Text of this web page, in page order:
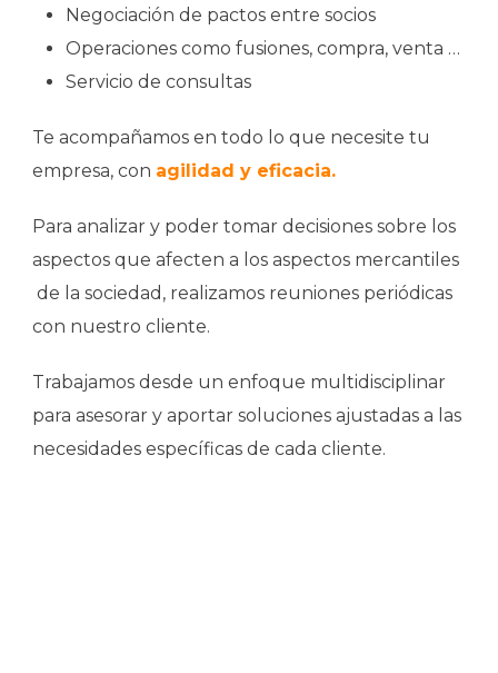
Negociación de pactos entre socios
Operaciones como fusiones, compra, venta …
Servicio de consultas
Te acompañamos en todo lo que necesite tu
empresa, con agilidad y eficacia.
Para analizar y poder tomar decisiones sobre los
aspectos que afecten a los aspectos mercantiles
de la sociedad, realizamos reuniones periódicas
con nuestro cliente.
Trabajamos desde un enfoque multidisciplinar
para asesorar y aportar soluciones ajustadas a las
necesidades específicas de cada cliente.